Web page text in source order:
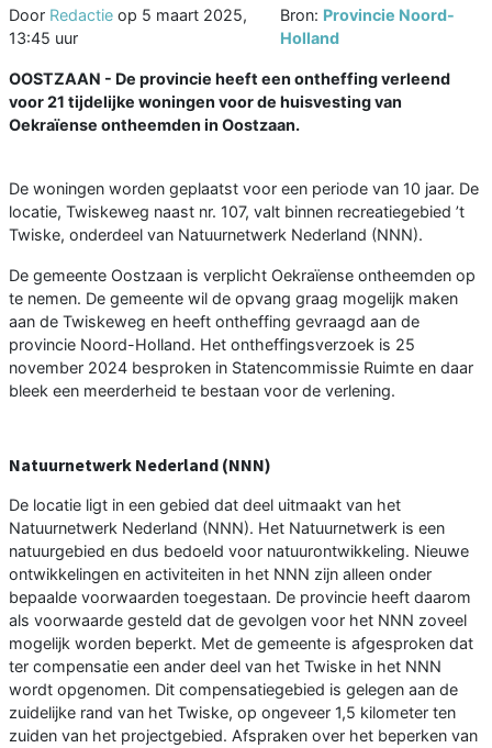
Door Redactie op 5 maart 2025,
13:45 uur
Bron: Provincie Noord-
Holland
OOSTZAAN - De provincie heeft een ontheffing verleend
voor 21 tijdelijke woningen voor de huisvesting van
Oekraïense ontheemden in Oostzaan.
De woningen worden geplaatst voor een periode van 10 jaar. De
locatie, Twiskeweg naast nr. 107, valt binnen recreatiegebied ’t
Twiske, onderdeel van Natuurnetwerk Nederland (NNN).
De gemeente Oostzaan is verplicht Oekraïense ontheemden op
te nemen. De gemeente wil de opvang graag mogelijk maken
aan de Twiskeweg en heeft ontheffing gevraagd aan de
provincie Noord-Holland. Het ontheffingsverzoek is 25
november 2024 besproken in Statencommissie Ruimte en daar
bleek een meerderheid te bestaan voor de verlening.
Natuurnetwerk Nederland (NNN)
De locatie ligt in een gebied dat deel uitmaakt van het
Natuurnetwerk Nederland (NNN). Het Natuurnetwerk is een
natuurgebied en dus bedoeld voor natuurontwikkeling. Nieuwe
ontwikkelingen en activiteiten in het NNN zijn alleen onder
bepaalde voorwaarden toegestaan. De provincie heeft daarom
als voorwaarde gesteld dat de gevolgen voor het NNN zoveel
mogelijk worden beperkt. Met de gemeente is afgesproken dat
ter compensatie een ander deel van het Twiske in het NNN
wordt opgenomen. Dit compensatiegebied is gelegen aan de
zuidelijke rand van het Twiske, op ongeveer 1,5 kilometer ten
zuiden van het projectgebied. Afspraken over het beperken van